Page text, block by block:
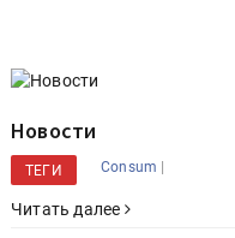
Новости
ТЕГИ Consum |
Читать далее